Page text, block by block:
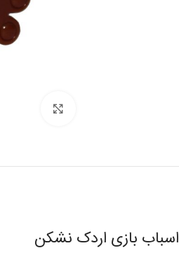
برای
اسباب بازی اردک نشکن